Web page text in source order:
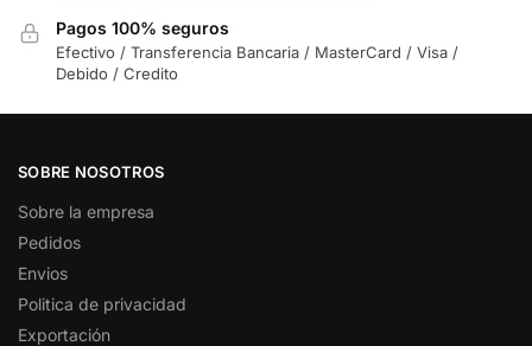
Pagos 100% seguros
Efectivo / Transferencia Bancaria / MasterCard / Visa /
Debido / Credito
SOBRE NOSOTROS
Sobre la empresa
Pedidos
Envios
Politica de privacidad
Exportación